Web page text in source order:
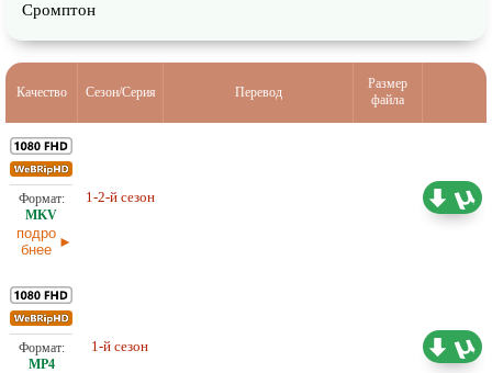
Cромптон
Качество Сезон/Серия Перевод
Размер
файла
подро
бнее
1-2-й сезон
1-й сезон